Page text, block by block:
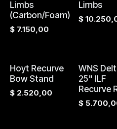
Limbs
(Carbon/Foam)
$ 7.150,00
Limbs
$
Hoyt Recurve
Bow Stand
$ 2.520,00
WNS
25" ILF
Recurve
$